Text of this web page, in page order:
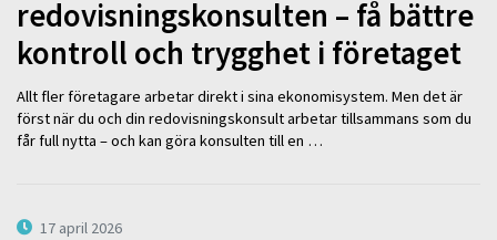
redovisningskonsulten – få bättre
kontroll och trygghet i företaget
Allt fler företagare arbetar direkt i sina ekonomisystem. Men det är
först när du och din redovisningskonsult arbetar tillsammans som du
får full nytta – och kan göra konsulten till en …
17 april 2026